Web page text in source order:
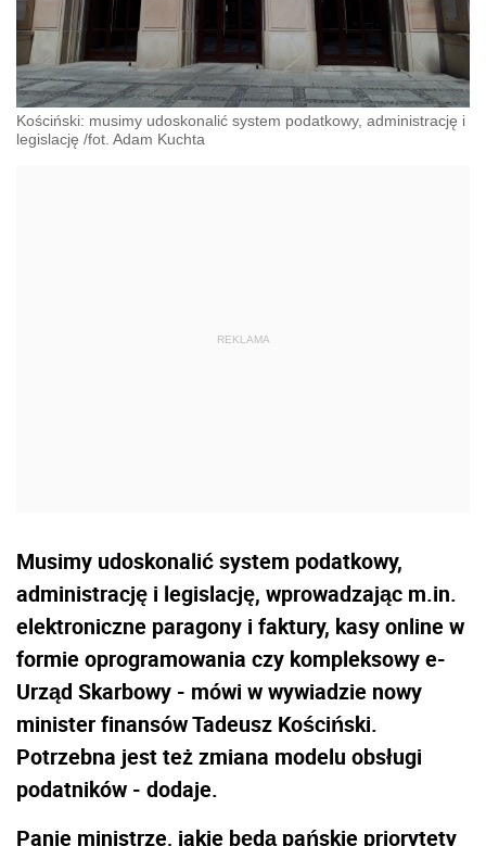
Kościński: musimy udoskonalić system podatkowy, administrację i
legislację /fot. Adam Kuchta
Musimy udoskonalić system podatkowy,
administrację i legislację, wprowadzając m.in.
elektroniczne paragony i faktury, kasy online w
formie oprogramowania czy kompleksowy e-
Urząd Skarbowy - mówi w wywiadzie nowy
minister finansów Tadeusz Kościński.
Potrzebna jest też zmiana modelu obsługi
podatników - dodaje.
Panie ministrze, jakie będą pańskie priorytety